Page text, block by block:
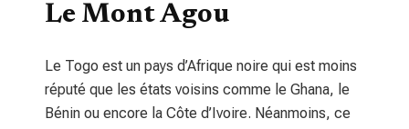
Le Mont Agou
Le Togo est un pays d’Afrique noire qui est moins
réputé que les états voisins comme le Ghana, le
Bénin ou encore la Côte d’Ivoire. Néanmoins, ce